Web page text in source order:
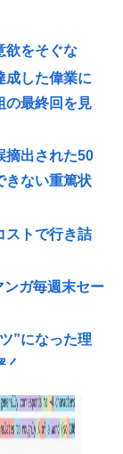
欲をそぐな
成した偉業に
の最終回を見
摘出された50
きない重篤状
ストで行き詰
ガ毎週末セー
”になった理
りの面識無
れる
い